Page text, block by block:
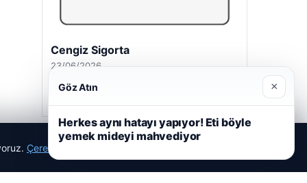
Cengiz Sigorta
23/06/2026
Çerez Politikamız
Göz Atın ×
Herkes aynı hatayı yapıyor! Eti böyle
yemek mideyi mahvediyor